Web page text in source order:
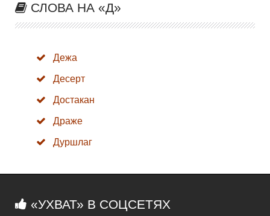
СЛОВА НА «Д»
Дежа
Десерт
Достакан
Драже
Дуршлаг
«УХВАТ» В СОЦСЕТЯХ